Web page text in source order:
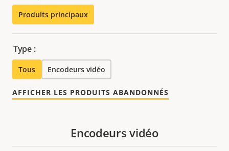
Produits principaux
Type :
Tous Encodeurs vidéo
AFFICHER LES PRODUITS ABANDONNÉS
Encodeurs vidéo